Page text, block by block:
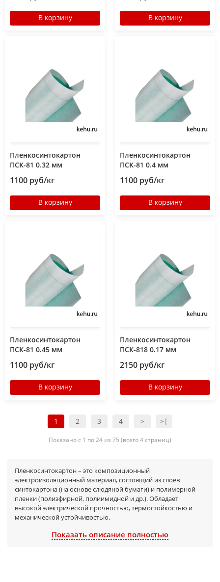
В корзину В корзину
Пленкосинтокартон
ПСК-81 0.32 мм
1100 руб/кг
В корзину
Пленкосинтокартон
ПСК-81 0.4 мм
1100 руб/кг
В корзину
Пленкосинтокартон
ПСК-81 0.45 мм
1100 руб/кг
В корзину
Пленкосинтокартон
ПСК-818 0.17 мм
2150 руб/кг
В корзину
1 2 3 4 > >|
Показано с 1 по 24 из 75 (всего 4 страниц)
Пленкосинтокартон – это композиционный
электроизоляционный материал, состоящий из слоев
синтокартона (на основе слюдяной бумаги) и полимерной
пленки (полиэфирной, полиимидной и др.). Обладает
высокой электрической прочностью, термостойкостью и
механической устойчивостью.
Химическая и климатическая
стойкость
(зависит от типа пленки).
Показать описание полностью